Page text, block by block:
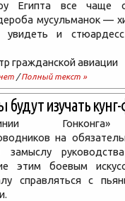
Египта все чаще
мусульманок —
и стюардесс
гражданской авиации
/Полный текст »
будут изучать
на
руководства
этим боевым
справляться с